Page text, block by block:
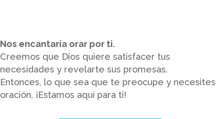
Nos encantaría orar por ti.
Creemos que Dios quiere satisfacer tus
necesidades y revelarte sus promesas.
Entonces, lo que sea que te preocupe y necesites
oración, ¡Estamos aquí para ti!